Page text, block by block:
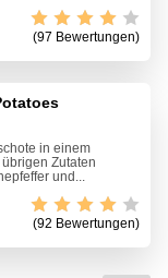
(97 Bewertungen)
in einem
Zutaten
und...
(92 Bewertungen)